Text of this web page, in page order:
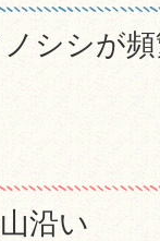
シシが
沿い